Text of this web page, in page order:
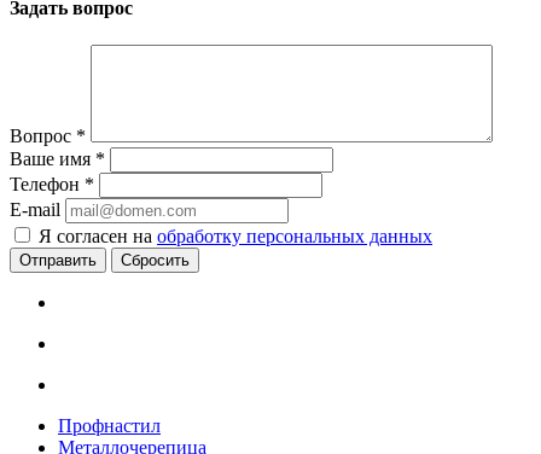
Задать вопрос
Вопрос *
Ваше имя *
Телефон *
E-mail
Я согласен на обработку персональных данных
Сбросить
Профнастил
Металлочерепица